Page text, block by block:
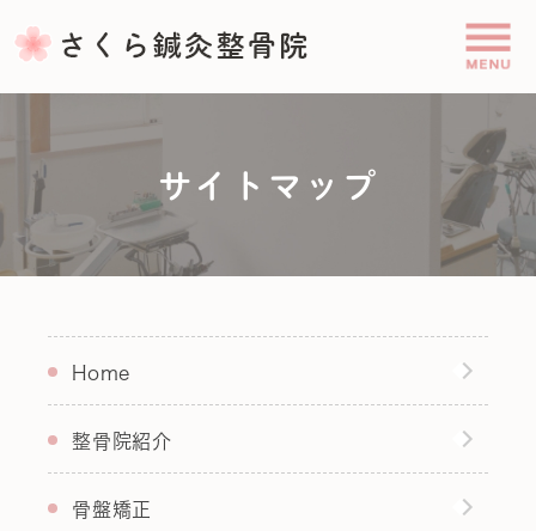
サイトマップ
Home
整骨院紹介
骨盤矯正